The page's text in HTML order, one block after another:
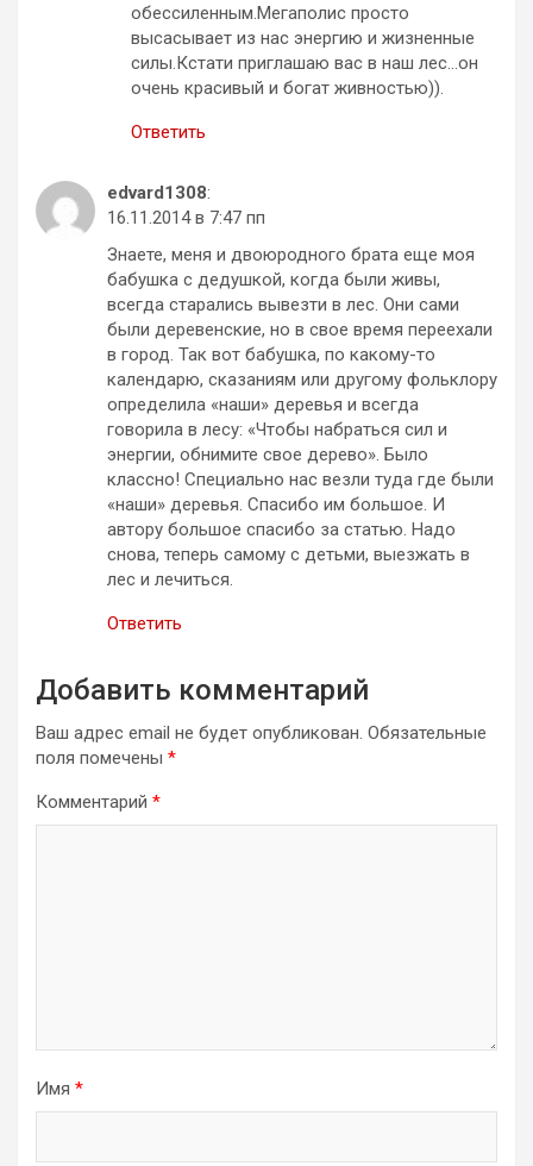
обессиленным.Мегаполис просто
высасывает из нас энергию и жизненные
силы.Кстати приглашаю вас в наш лес…он
очень красивый и богат живностью)).
Ответить
edvard1308:
16.11.2014 в 7:47 пп
Знаете, меня и двоюродного брата еще моя
бабушка с дедушкой, когда были живы,
всегда старались вывезти в лес. Они сами
были деревенские, но в свое время переехали
в город. Так вот бабушка, по какому-то
календарю, сказаниям или другому фольклору
определила «наши» деревья и всегда
говорила в лесу: «Чтобы набраться сил и
энергии, обнимите свое дерево». Было
классно! Специально нас везли туда где были
«наши» деревья. Спасибо им большое. И
автору большое спасибо за статью. Надо
снова, теперь самому с детьми, выезжать в
лес и лечиться.
Ответить
Добавить комментарий
Ваш адрес email не будет опубликован. Обязательные
поля помечены *
Комментарий *
Имя *